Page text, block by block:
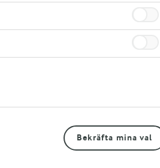
och vitlök i smör.Bekräfta mina val